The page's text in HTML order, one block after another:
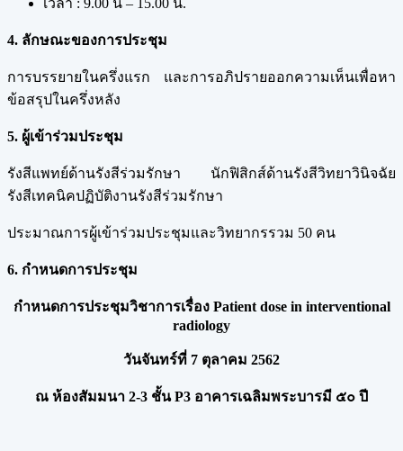
4. ลักษณะของการประชุม
การบรรยายในครึ่งแรก และการอภิปรายออกความเห็นเพื่อหา
ข้อสรุปในครึ่งหลัง
5. ผู้เข้าร่วมประชุม
รังสีแพทย์ด้านรังสีร่วมรักษา นักฟิสิกส์ด้านรังสีวิทยาวินิจฉัย
รังสีเทคนิคปฏิบัติงานรังสีร่วมรักษา
ประมาณการผู้เข้าร่วมประชุมและวิทยากรรวม 50 คน
6. กำหนดการประชุม
กำหนดการประชุมวิชาการเรื่อง Patient dose in interventional
radiology
วันจันทร์ที่ 7 ตุลาคม 2562
ณ ห้องสัมมนา 2-3 ชั้น P3 อาคารเฉลิมพระบารมี ๕๐ ปี